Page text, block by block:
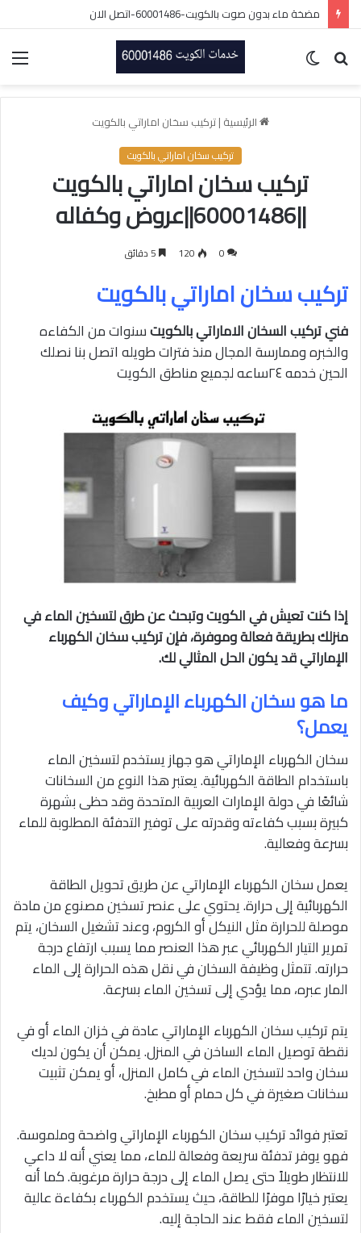
مضخة ماء بدون صوت بالكويت-60001486-اتصل الان
بحث
الرئيسية |تركيب سخان اماراتي بالكويت
تركيب سخان اماراتي بالكويت
تركيب سخان اماراتي بالكويت
||60001486||عروض وكفاله
0
120
تركيب سخان اماراتي بالكويت
فني تركيب السخان الاماراتي بالكويتسنوات من الكفاءه
والخبره وممارسة المجال منذ فترات طويله اتصل بنا نصلك
الحين خدمه ٢٤ساعه لجميع مناطق الكويت
إذا كنت تعيش في الكويت وتبحث عن طرق لتسخين الماء في
منزلك بطريقة فعالة وموفرة، فإن تركيب سخان الكهرباء
الإماراتي قد يكون الحل المثالي لك.
ما هو سخان الكهرباء الإماراتي وكيف
يعمل؟
سخان الكهرباء الإماراتي هو جهاز يستخدم لتسخين الماء
باستخدام الطاقة الكهربائية. يعتبر هذا النوع من السخانات
شائعًا في دولة الإمارات العربية المتحدة وقد حظى بشهرة
كبيرة بسبب كفاءته وقدرته على توفير التدفئة المطلوبة للماء
بسرعة وفعالية.
يعمل سخان الكهرباء الإماراتي عن طريق تحويل الطاقة
الكهربائية إلى حرارة. يحتوي على عنصر تسخين مصنوع من مادة
موصلة للحرارة مثل النيكل أو الكروم، وعند تشغيل السخان، يتم
تمرير التيار الكهربائي عبر هذا العنصر مما يسبب ارتفاع درجة
حرارته. تتمثل وظيفة السخان في نقل هذه الحرارة إلى الماء
المار عبره، مما يؤدي إلى تسخين الماء بسرعة.
يتم تركيب سخان الكهرباء الإماراتي عادة في خزان الماء أو في
نقطة توصيل الماء الساخن في المنزل. يمكن أن يكون لديك
سخان واحد لتسخين الماء في كامل المنزل، أو يمكن تثبيت
سخانات صغيرة في كل حمام أو مطبخ.
تعتبر فوائد تركيب سخان الكهرباء الإماراتي واضحة وملموسة.
فهو يوفر تدفئة سريعة وفعالة للماء، مما يعني أنه لا داعي
للانتظار طويلاً حتى يصل الماء إلى درجة حرارة مرغوبة. كما أنه
يعتبر خيارًا موفرًا للطاقة، حيث يستخدم الكهرباء بكفاءة عالية
لتسخين الماء فقط عند الحاجة إليه.